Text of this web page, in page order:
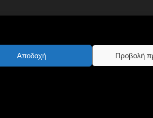
Αποδοχή Προβολή